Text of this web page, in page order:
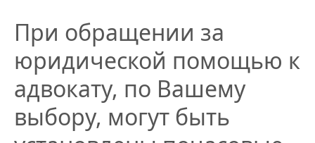
При обращении за
юридической помощью к
адвокату, по Вашему
выбору, могут быть